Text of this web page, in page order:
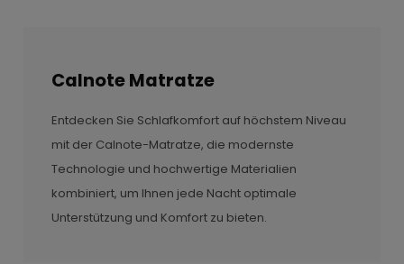
Calnote Matratze
Entdecken Sie Schlafkomfort auf höchstem Niveau
mit der Calnote-Matratze, die modernste
Technologie und hochwertige Materialien
kombiniert, um Ihnen jede Nacht optimale
Unterstützung und Komfort zu bieten.